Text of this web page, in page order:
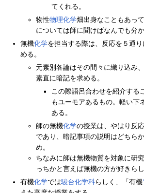
てくれる。
物性物理化学畑出身なこともあっ
については師に聞けばなんでも分か
無機化学を担当する際は、反応を５通
める。
元素別各論はその間々に織り込み
素直に暗記を求める。
この際語呂合わせを紹介する
もユーモアあるもの。軽い下
ある。
師の無機化学の授業は、やはり反
であり、暗記事項の説明はどちら
め。
ちなみに師は無機物質を対象に研
っちかと言えば無機の方が好きらし
有機化学では駿台化学科らしく、「有機